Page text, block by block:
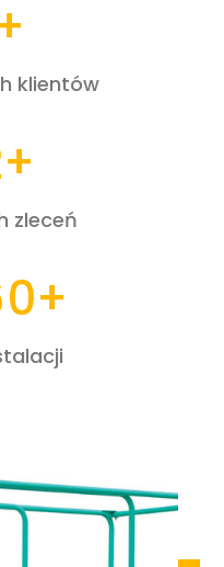
klientów
+
zleceń
+